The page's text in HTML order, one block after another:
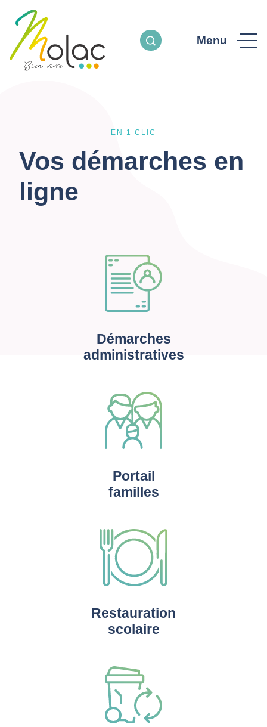
Menu
EN 1 CLIC
Vos démarches en
ligne
Démarches
administratives
Portail
familles
Restauration
scolaire